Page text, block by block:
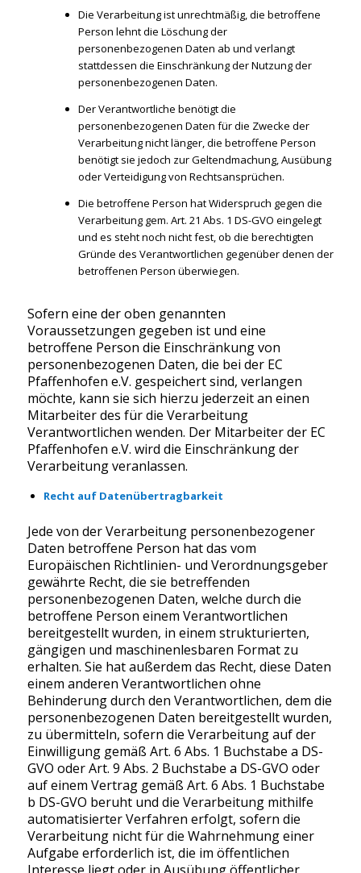
Die Verarbeitung ist unrechtmäßig, die betroffene
Person lehnt die Löschung der
personenbezogenen Daten ab und verlangt
stattdessen die Einschränkung der Nutzung der
personenbezogenen Daten.
Der Verantwortliche benötigt die
personenbezogenen Daten für die Zwecke der
Verarbeitung nicht länger, die betroffene Person
benötigt sie jedoch zur Geltendmachung, Ausübung
oder Verteidigung von Rechtsansprüchen.
Die betroffene Person hat Widerspruch gegen die
Verarbeitung gem. Art. 21 Abs. 1 DS-GVO eingelegt
und es steht noch nicht fest, ob die berechtigten
Gründe des Verantwortlichen gegenüber denen der
betroffenen Person überwiegen.
Sofern eine der oben genannten
Voraussetzungen gegeben ist und eine
betroffene Person die Einschränkung von
personenbezogenen Daten, die bei der EC
Pfaffenhofen e.V. gespeichert sind, verlangen
möchte, kann sie sich hierzu jederzeit an einen
Mitarbeiter des für die Verarbeitung
Verantwortlichen wenden. Der Mitarbeiter der EC
Pfaffenhofen e.V. wird die Einschränkung der
Verarbeitung veranlassen.
Recht auf Datenübertragbarkeit
Jede von der Verarbeitung personenbezogener
Daten betroffene Person hat das vom
Europäischen Richtlinien- und Verordnungsgeber
gewährte Recht, die sie betreffenden
personenbezogenen Daten, welche durch die
betroffene Person einem Verantwortlichen
bereitgestellt wurden, in einem strukturierten,
gängigen und maschinenlesbaren Format zu
erhalten. Sie hat außerdem das Recht, diese Daten
einem anderen Verantwortlichen ohne
Behinderung durch den Verantwortlichen, dem die
personenbezogenen Daten bereitgestellt wurden,
zu übermitteln, sofern die Verarbeitung auf der
Einwilligung gemäß Art. 6 Abs. 1 Buchstabe a DS-
GVO oder Art. 9 Abs. 2 Buchstabe a DS-GVO oder
auf einem Vertrag gemäß Art. 6 Abs. 1 Buchstabe
b DS-GVO beruht und die Verarbeitung mithilfe
automatisierter Verfahren erfolgt, sofern die
Verarbeitung nicht für die Wahrnehmung einer
Aufgabe erforderlich ist, die im öffentlichen
Stadtwerke Arena
Ingolstädter Str. 76
85276 Pfaffenhofen
ANFAHRT
GESCHÄFTSSTELLE:
EC Pfaffenhofen e.V.
Ingolstädter Str. 76
DER SCHNELLE WEG ZU:
10+1 FRAGE
GALERIEN – ALLE BILDER
ARCHIV
Impressum
Datenschutz
Kontakt